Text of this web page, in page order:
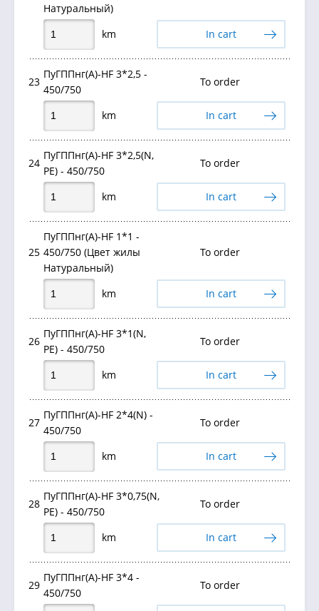
Натуральный)
km In cart
23
ПуГППнг(А)-HF 3*2,5 -
450/750
To order
km In cart
24
ПуГППнг(А)-HF 3*2,5(N,
PE) - 450/750
To order
km In cart
25
ПуГППнг(А)-HF 1*1 -
450/750 (Цвет жилы
Натуральный)
To order
km In cart
26
ПуГППнг(А)-HF 3*1(N,
PE) - 450/750
To order
km In cart
27
ПуГППнг(А)-HF 2*4(N) -
450/750
To order
km In cart
28
ПуГППнг(А)-HF 3*0,75(N,
PE) - 450/750
To order
km In cart
29
ПуГППнг(А)-HF 3*4 -
450/750
To order